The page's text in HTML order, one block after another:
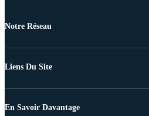
Notre Réseau
Liens Du Site
En Savoir Davantage